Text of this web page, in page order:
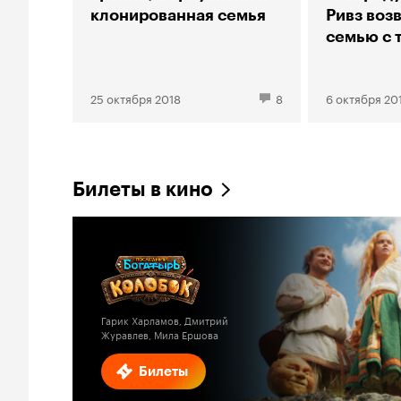
клонированная семья
25 октября 2018 8
Ривз
семью с
6 октября
Билеты в кино
Билеты
Гарик Харламов, Дмитрий
Журавлев, Мила Ершова